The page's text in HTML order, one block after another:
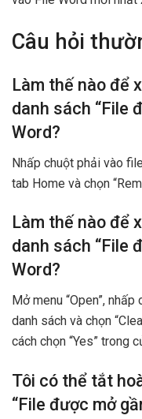
Câu hỏi
Làm thế nào để
danh sách “File
Word?
Nhấp chuột phải vào
tab Home và chọn
Làm thế nào để
danh sách “File
Word?
Mở menu “Open”,
danh sách và chọn
cách chọn “Yes” trong
Tôi có thể tắt
“File được mở